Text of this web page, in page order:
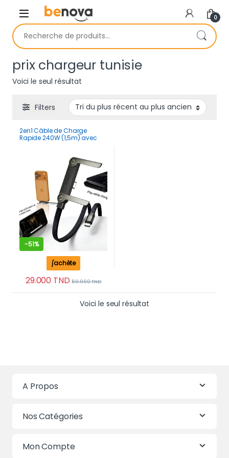
Skip to navigation
Skip to content
0
Recherche pour :
prix chargeur tunisie
Voici le seul résultat
Filters
2en1 Câble de Charge
Rapide 240W (1,5m) avec
Smartphones et Tablettes
-51%
29.000 TND 59.000TND
j'achète
Voici le seul résultat
A Propos
Nos Catégories
Mon Compte